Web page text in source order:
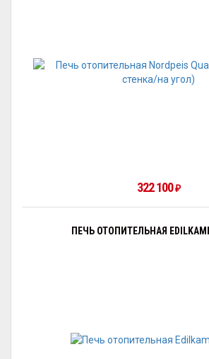
322 100₽
ПЕЧЬ ОТОПИТЕЛЬНАЯ